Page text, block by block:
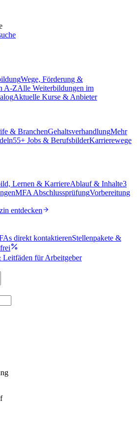
Wege, Förderung &
A-ZAlle Weiterbildungen im
Aktuelle Kurse & Anbieter
& BranchenGehaltsverhandlungMehr
55+ Jobs & BerufsbilderKarrierewege
Lernen & KarriereAblauf & Inhalte3
MFA AbschlussprüfungVorbereitung
entdecken
direkt kontaktierenStellenpakete &
Leitfäden für Arbeitgeber